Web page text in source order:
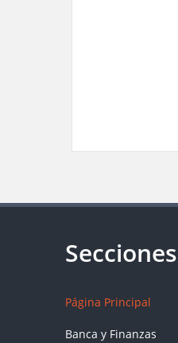
Página Principal
Banca y Finanzas